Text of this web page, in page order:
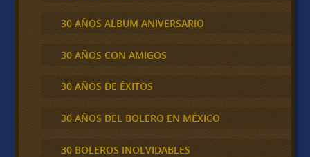
30 AÑOS ALBUM ANIVERSARIO
30 AÑOS CON AMIGOS
30 AÑOS DE ÉXITOS
30 AÑOS DEL BOLERO EN MÉXICO
30 BOLEROS INOLVIDABLES